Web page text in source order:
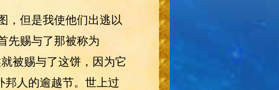
，但是我使他们出逃以
先赐与了那被称为
邦人的逾越节。世上过